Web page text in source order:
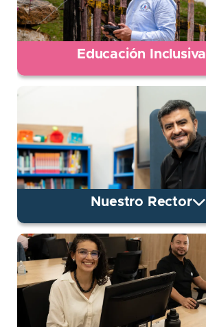
Educación Inclusiva
Nuestro Rector